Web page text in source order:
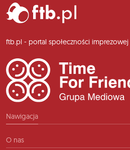
ftb.pl - portal społeczności imprezowej
Nawigacja
O nas